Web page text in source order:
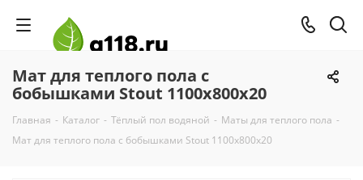
Мат для теплого пола с
бобышками Stout 1100х800х20
Главная - Каталог - Тёплый пол водяной - Маты для теплого пола -
Мат для теплого пола с бобышками Stout 1100х800х20